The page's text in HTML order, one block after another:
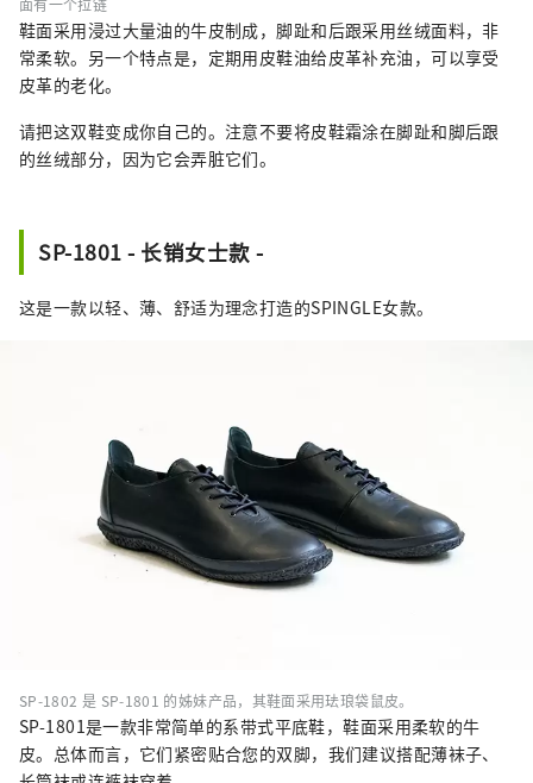
鞋面采用浸过大量油的牛皮制成，脚趾和后跟采用丝绒面料，非
常柔软。另一个特点是，定期用皮鞋油给皮革补充油，可以享受
皮革的老化。
请把这双鞋变成你自己的。注意不要将皮鞋霜涂在脚趾和脚后跟
的丝绒部分，因为它会弄脏它们。
SP-1801 - 长销女士款 -
这是一款以轻、薄、舒适为理念打造的SPINGLE女款。
SP-1802 是 SP-1801 的姊妹产品，其鞋面采用珐琅袋鼠皮。
SP-1801是一款非常简单的系带式平底鞋，鞋面采用柔软的牛
皮。总体而言，它们紧密贴合您的双脚，我们建议搭配薄袜子、